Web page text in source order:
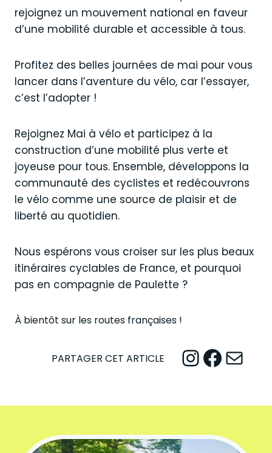
rejoignez un mouvement national en faveur
d’une mobilité durable et accessible à tous.
Profitez des belles journées de mai pour vous
lancer dans l’aventure du vélo, car l’essayer,
c’est l’adopter !
Rejoignez Mai à vélo et participez à la
construction d’une mobilité plus verte et
joyeuse pour tous. Ensemble, développons la
communauté des cyclistes et redécouvrons
le vélo comme une source de plaisir et de
liberté au quotidien.
Nous espérons vous croiser sur les plus beaux
itinéraires cyclables de France, et pourquoi
pas en compagnie de Paulette ?
À bientôt sur les routes françaises !
PARTAGER CET ARTICLE InstagramFacebook Mail